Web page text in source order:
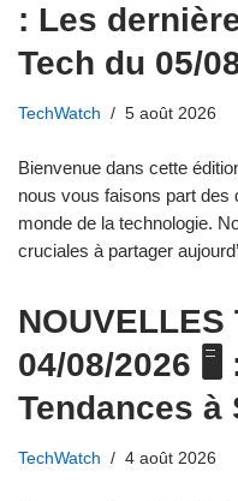
: Les
Tech du 05/
TechWatch 5 août 2026
Bienvenue dans cette
nous vous faisons part des
monde de la technologie.
cruciales à partager
NOUVELLES
04/08/2026
Tendances à
TechWatch 4 août 2026